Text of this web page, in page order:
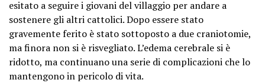
esitato a seguire i giovani del villaggio per andare a
sostenere gli altri cattolici. Dopo essere stato
gravemente ferito è stato sottoposto a due craniotomie,
ma finora non si è risvegliato. L’edema cerebrale si è
ridotto, ma continuano una serie di complicazioni che lo
mantengono in pericolo di vita.